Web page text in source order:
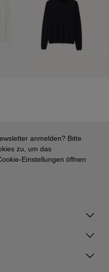
anmelden? Bitte
zu, um das
Einstellungen öffnen